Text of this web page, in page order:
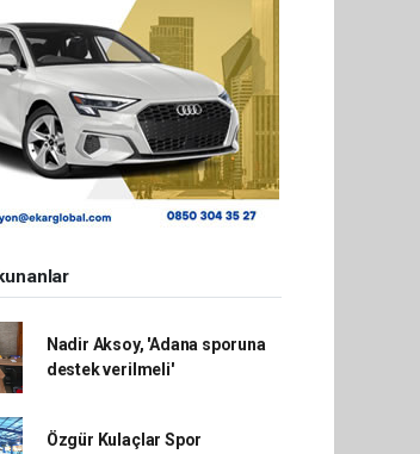
Nadir Aksoy, 'Adana sporuna
destek verilmeli'
Özgür Kulaçlar Spor